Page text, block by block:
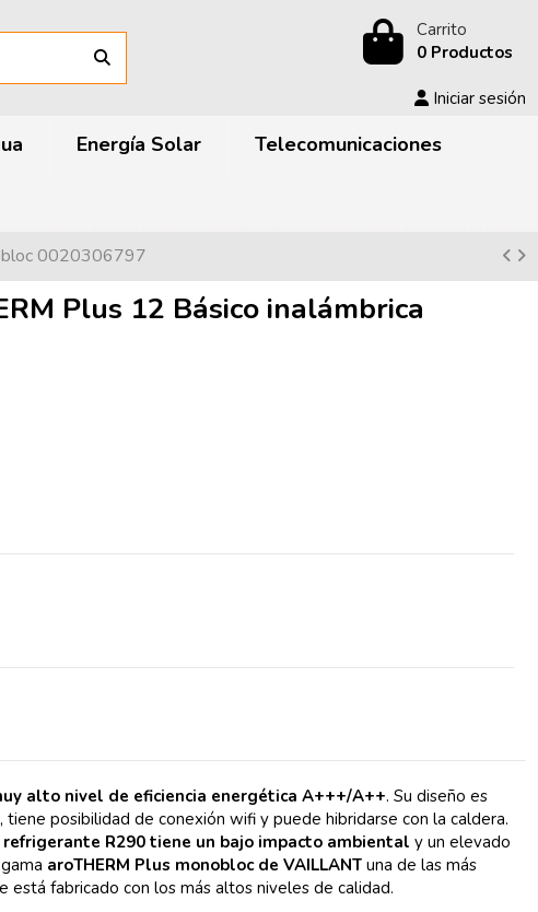
Carrito
0 Productos
Iniciar sesión
Energía Solar Telecomunicaciones
0020306797
Plus 12 Básico inalámbrica
alto nivel de eficiencia energética A+++/A++. Su diseño es
posibilidad de conexión wifi y puede hibridarse con la caldera.
refrigerante R290 tiene un bajo impacto ambiental y un elevado
aroTHERM Plus monobloc de VAILLANTuna de las más
fabricado con los más altos niveles de calidad.